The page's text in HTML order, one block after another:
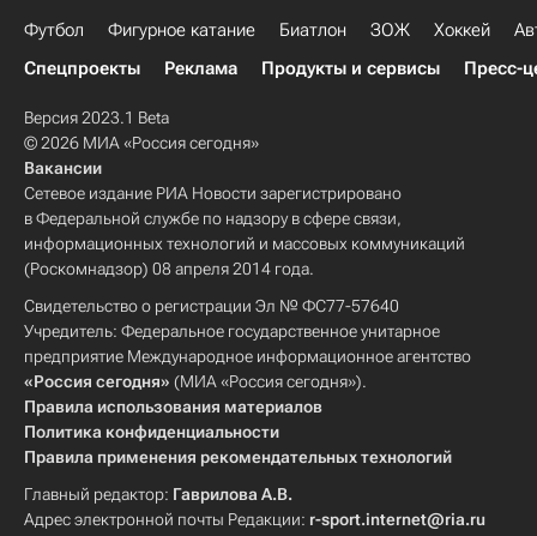
Футбол Фигурное катание Биатлон ЗОЖ Хоккей
Спецпроекты
Реклама Продукты и сервисы Пресс-
Версия 2023.1 Beta
© 2026 МИА «Россия сегодня»
Вакансии
Сетевое издание РИА Новости зарегистрировано
в Федеральной службе по надзору в сфере связи,
информационных технологий и массовых коммуникаций
(Роскомнадзор) 08 апреля 2014 года.
Свидетельство о регистрации Эл № ФС77-57640
Учредитель: Федеральное государственное унитарное
предприятие Международное информационное агентство
«Россия сегодня» (МИА «Россия сегодня»).
Правила использования материалов
Политика конфиденциальности
Правила применения рекомендательных технологий
Главный редактор: Гаврилова А.В.
Адрес электронной почты Редакции: r-sport.internet@ria.ru